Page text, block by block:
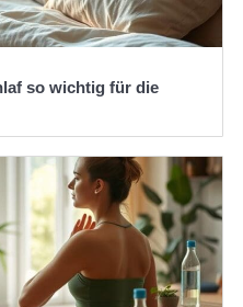
so wichtig für die